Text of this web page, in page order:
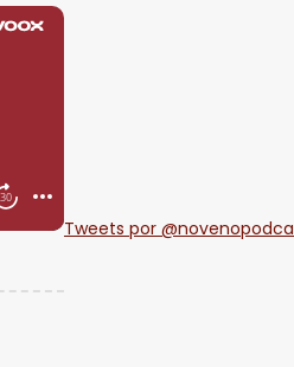
Tweets por